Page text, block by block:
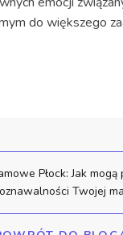
do większego
Płock: Jak mogą
Twojej